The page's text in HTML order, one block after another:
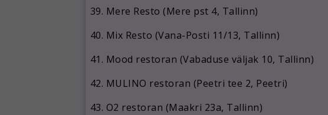
Mere Resto (Mere pst 4, Tallinn)
Mix Resto (Vana-Posti 11/13, Tallinn)
Mood restoran (Vabaduse väljak 10, Tallinn)
MULINO restoran (Peetri tee 2, Peetri)
O2 restoran (Maakri 23a, Tallinn)